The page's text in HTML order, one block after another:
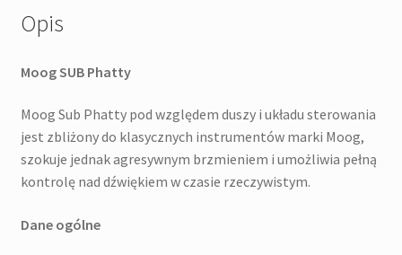
Opis
Moog SUB Phatty
Moog Sub Phatty pod względem duszy i układu sterowania
jest zbliżony do klasycznych instrumentów marki Moog,
szokuje jednak agresywnym brzmieniem i umożliwia pełną
kontrolę nad dźwiękiem w czasie rzeczywistym.
Dane ogólne